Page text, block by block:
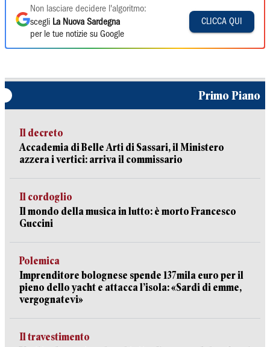
Non lasciare decidere l'algoritmo:
scegli La Nuova Sardegna
per le tue notizie su Google
CLICCA QUI
Primo Piano
Il decreto
Accademia di Belle Arti di Sassari, il Ministero
azzera i vertici: arriva il commissario
Il cordoglio
Il mondo della musica in lutto: è morto Francesco
Guccini
Polemica
Imprenditore bolognese spende 137mila euro per il
pieno dello yacht e attacca l’isola: «Sardi di emme,
vergognatevi»
Il travestimento